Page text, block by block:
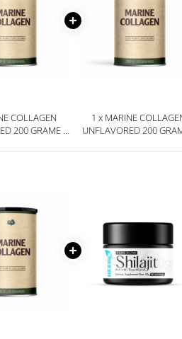
COLLAGEN
200 GRAME -
1 x MARINE
UNFLAVORED 200